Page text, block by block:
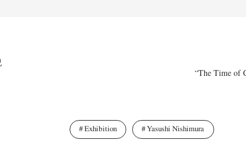
“The Time of
Exhibition Yasushi Nishimura